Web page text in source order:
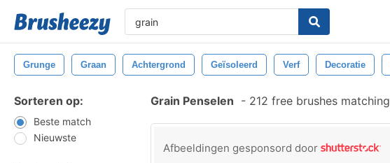
Grunge Graan Achtergrond Geïsoleerd Verf Decoratie
Sorteren op:
Beste match
Nieuwste
Grain Penselen - 212 free brushes matching
Afbeeldingen gesponsord door